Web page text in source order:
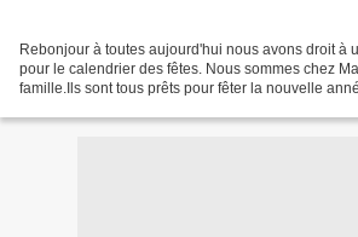
Rebonjour à toutes aujourd'hui nous avons droit à
pour le calendrier des fêtes. Nous sommes chez
famille.Ils sont tous prêts pour fêter la nouvelle